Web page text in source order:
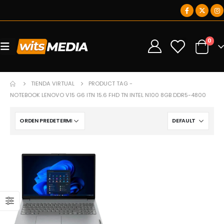
0 0
TIENDA VIRTUAL
PRODUCT TAG -
NOTEBOOK LENOVO V15 G6 ITN 15.6 FHD TN INTEL N100 8GB DDR5-4800